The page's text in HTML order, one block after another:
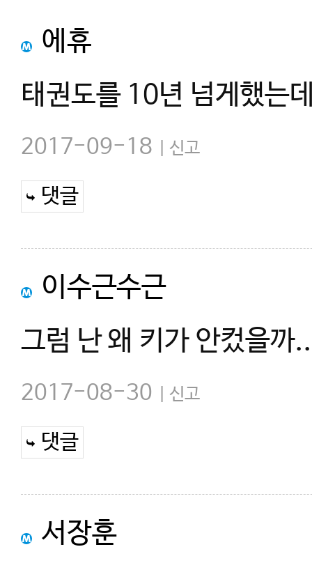
에휴
태권도를 10년 넘게했는
2017-09-18 신고
댓글
이수근수근
그럼 난 왜 키가 안컸을까..
2017-08-30 신고
댓글
서장훈